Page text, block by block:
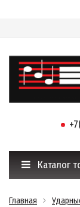
Каталог
Главная